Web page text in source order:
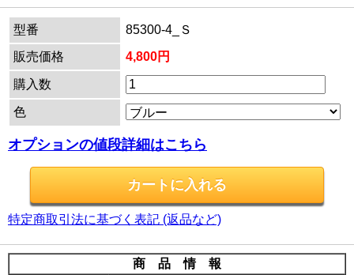
型番
85300-4_Ｓ
販売価格
4,800円
購入数
色
オプションの値段詳細はこちら
特定商取引法に基づく表記 (返品など)
商 品 情 報